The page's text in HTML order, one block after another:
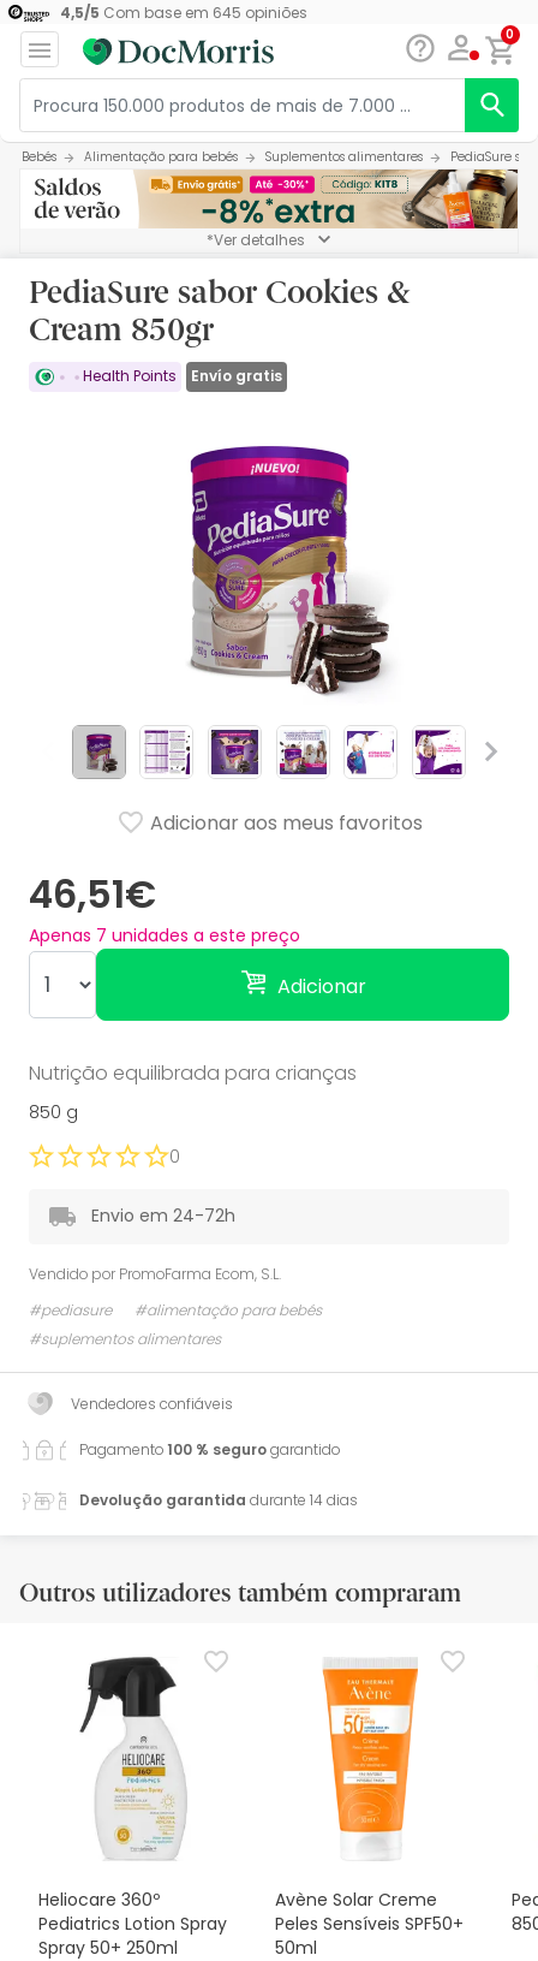
4,5/5 Com base em 645 opiniões
0
Bebés Alimentação para bebés Suplementos alimentares PediaSure
*Ver detalhes
PediaSure sabor Cookies &
Cream 850gr
Health Points Envío gratis
46,51€
Apenas 7 unidades a este preço
Adicionar
Adicionar aos meus favoritos
Nutrição equilibrada para crianças
850 g
0
Envio em 24-72h
Vendido por PromoFarma Ecom, S.L.
#pediasure
#alimentação para bebés
#suplementos alimentares
Vendedores confiáveis
Pagamento100 % segurogarantido
Devolução garantida durante 14 dias
Outros utilizadores também compraram
Heliocare 360º
Pediatrics Lotion Spray
Spray 50+ 250ml
Avène Solar Creme
Peles Sensíveis SPF50+
50ml